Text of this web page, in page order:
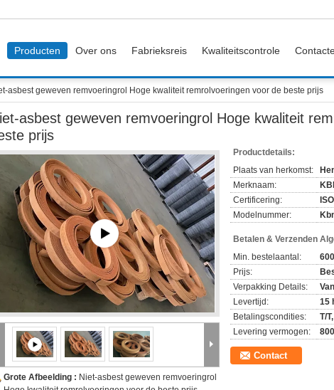
Producten Over ons Fabrieksreis Kwaliteitscontrole
asbest geweven remvoeringrol Hoge kwaliteit remrolvoeringen voor de beste prijs
asbest geweven remvoeringrol Hoge kwaliteit
prijs
Grote Afbeelding : Niet-asbest geweven remvoeringrol
Productdetails:
Plaats van herkomst:
Merknaam:
Certificering:
ISO
Modelnummer:
Betalen & Verzenden
Min. bestelaantal:
Prijs:
Verpakking Details:
Levertijd:
15
Betalingscondities:
T/
Levering vermogen:
Contact